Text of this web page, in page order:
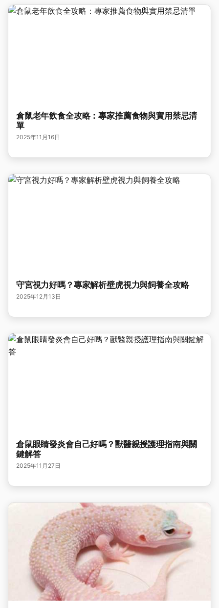
倉鼠老年飲食全攻略：專家推薦食物與實用禁忌清
單
2025年11月16日
守宮視力好嗎？專家解析壁虎視力與飼養全攻略
2025年12月13日
倉鼠眼睛發炎會自己好嗎？獸醫親授護理指南與關
鍵解答
2025年11月27日